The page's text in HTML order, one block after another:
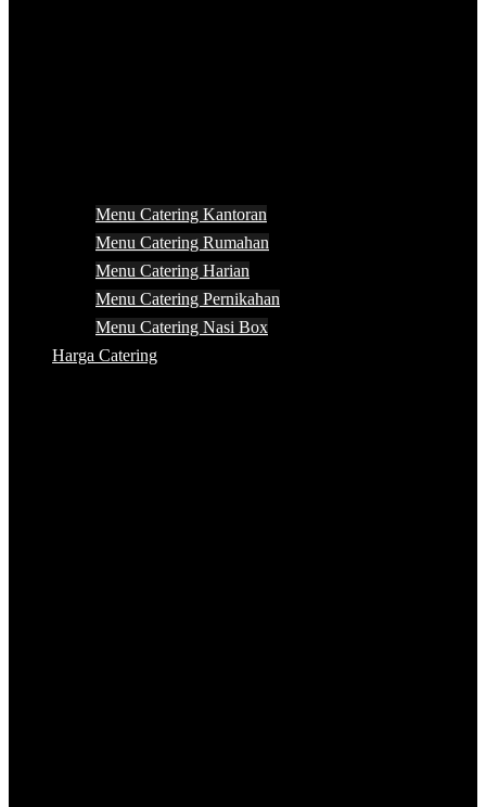
Menu Catering Kantoran
Menu Catering Rumahan
Menu Catering Harian
Menu Catering Pernikahan
Menu Catering Nasi Box
Harga Catering